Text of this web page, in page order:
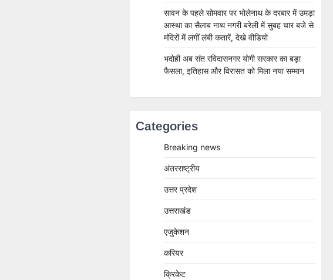
सावन के पहले सोमवार पर भोलेनाथ के दरबार में उमड़ा
आस्था का सैलाब नाथ नगरी बरेली में सुबह चार बजे से
मंदिरों में लगीं लंबी कतारें, देखे वीडियो
भदोही अब संत रविदासनगर योगी सरकार का बड़ा
फैसला, इतिहास और विरासत को मिला नया सम्मान
Categories
Breaking news
अंतरराष्ट्रीय
उत्तर प्रदेश
उत्तराखंड
एजुकेशन
करियर
क्रिकेट